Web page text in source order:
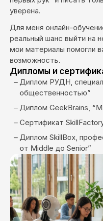
уверена.
Для меня онлайн-
реальный шанс выйти на
мои материалы помогли
возможность.
Дипломы и
Диплом РУДН,
общественностью”
Диплом GeekBrains,
Сертификат
Диплом SkillBox,
от Middle до Senior”